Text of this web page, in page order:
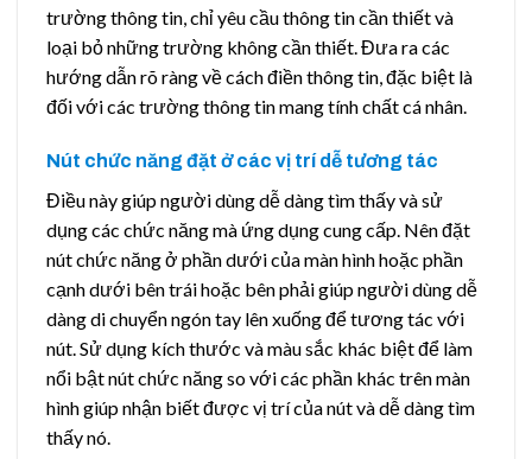
trường thông tin, chỉ yêu cầu thông tin cần thiết và
loại bỏ những trường không cần thiết. Đưa ra các
hướng dẫn rõ ràng về cách điền thông tin, đặc biệt là
đối với các trường thông tin mang tính chất cá nhân.
Nút chức năng đặt ở các vị trí dễ tương tác
Điều này giúp người dùng dễ dàng tìm thấy và sử
dụng các chức năng mà ứng dụng cung cấp. Nên đặt
nút chức năng ở phần dưới của màn hình hoặc phần
cạnh dưới bên trái hoặc bên phải giúp người dùng dễ
dàng di chuyển ngón tay lên xuống để tương tác với
nút. Sử dụng kích thước và màu sắc khác biệt để làm
nổi bật nút chức năng so với các phần khác trên màn
hình giúp nhận biết được vị trí của nút và dễ dàng tìm
thấy nó.